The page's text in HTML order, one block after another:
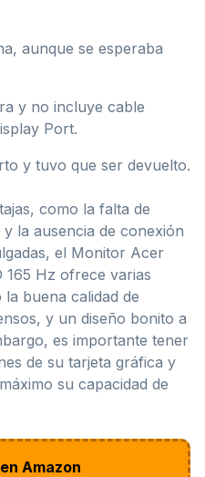
aunque se esperaba
y no incluye cable
Port.
y tuvo que ser devuelto.
como la falta de
la ausencia de conexión
el Monitor Acer
165 Hz ofrece varias
buena calidad de
y un diseño bonito a
es importante tener
de su tarjeta gráfica y
su capacidad de
Amazon